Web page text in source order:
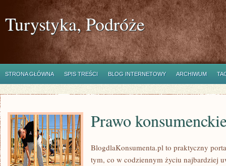
Turystyka, Podróże
STRONA GŁÓWNA SPIS TREŚCI BLOG INTERNETOWY ARCHIWUM
Prawo
BlogdlaKonsumenta.pl to praktyczny
tym, co w codziennym życiu najbardziej